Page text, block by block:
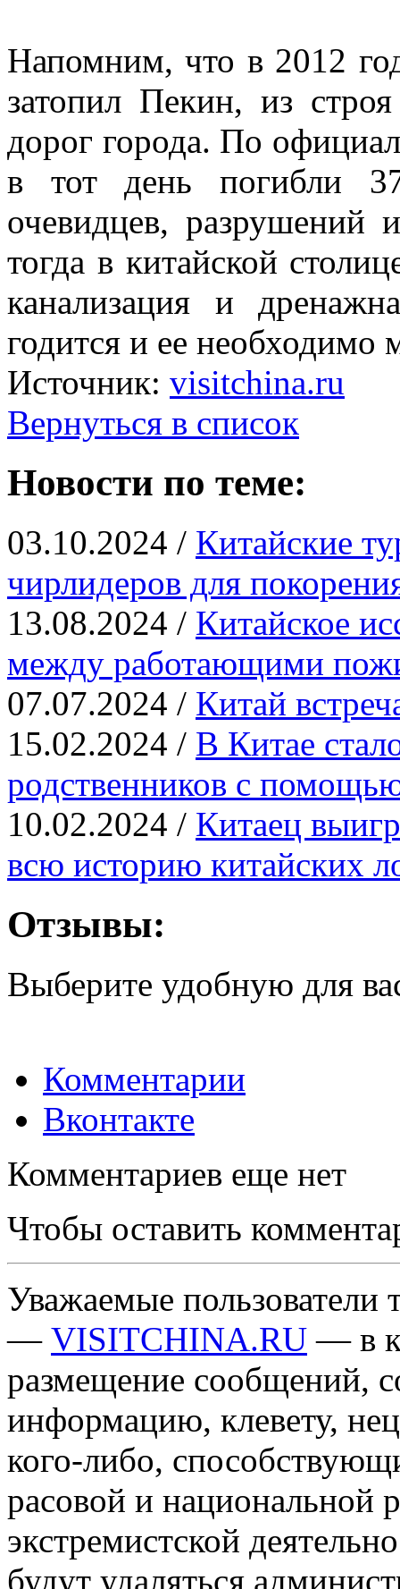
Напомним, что в 2012
затопил Пекин, из
дорог города. По
в тот день погибли 37
очевидцев,
тогда в китайской
канализация и
годится и ее необходимо
Источник: visitchina.ru
Вернуться в список
Новости по теме:
03.10.2024 / Китайские
чирлидеров для
13.08.2024 / Китайское
между работающими
07.07.2024 / Китай
15.02.2024 / В Китае
родственников с
10.02.2024 / Китаец
всю историю китайских
Отзывы:
Выберите удобную для
Комментарии
Вконтакте
Комментариев еще нет
Чтобы оставить
Уважаемые пользователи
— VISITCHINA.RU — в
размещение сообщений,
информацию, клевету,
кого-либо,
расовой и национальной
экстремистской
будут удаляться